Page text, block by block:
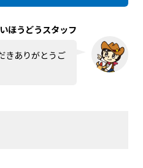
ほうどうスタッフ
きありがとうご